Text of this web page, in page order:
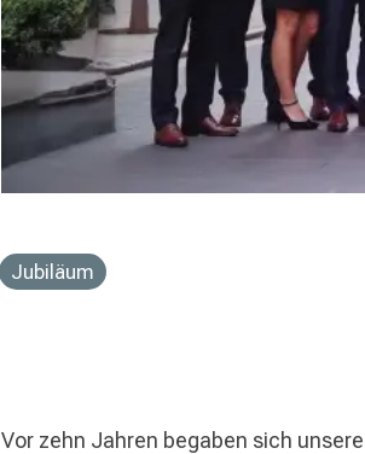
Jubiläum
Vor zehn Jahren begaben sich